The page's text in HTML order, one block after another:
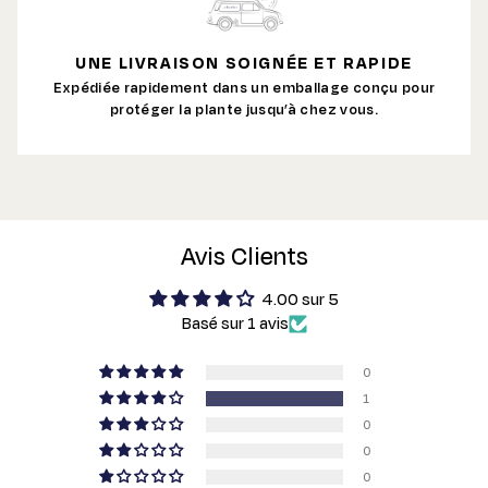
UNE LIVRAISON SOIGNÉE ET RAPIDE
Expédiée rapidement dans un emballage conçu pour
protéger la plante jusqu’à chez vous.
Avis Clients
4.00 sur 5
Basé sur 1 avis
0
1
0
0
0